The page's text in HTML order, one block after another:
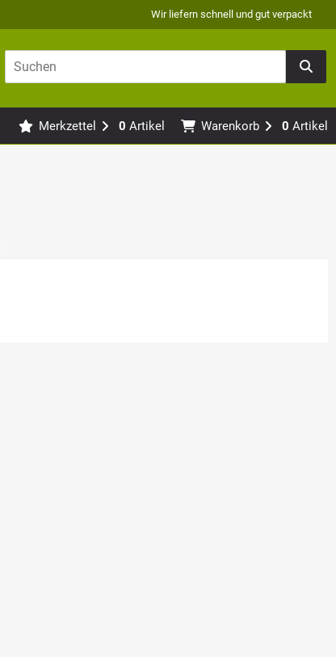
Wir liefern schnell und gut verpackt
Warenkorb 0 Artikel
Merkzettel 0 Artikel